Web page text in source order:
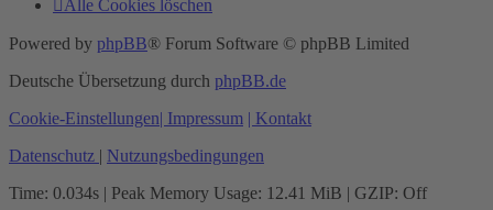
Alle Cookies löschen
Powered by phpBB® Forum Software © phpBB Limited
Deutsche Übersetzung durch phpBB.de
Cookie-Einstellungen| Impressum | Kontakt
Datenschutz | Nutzungsbedingungen
Time: 0.034s | Peak Memory Usage: 12.41 MiB | GZIP: Off